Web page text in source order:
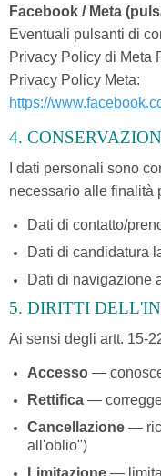
Facebook / Meta
Eventuali pulsanti di
Privacy Policy di Meta
Privacy Policy Meta:
https://
4.
I dati personali sono
necessario alle finalità
Dati di contatto/
Dati di candidatura
Dati di navigazione
5. DIRITTI
Ai sensi degli artt. 15-
Accesso —
Rettifica —
Cancellazione —
all'oblio")
Limitazione —